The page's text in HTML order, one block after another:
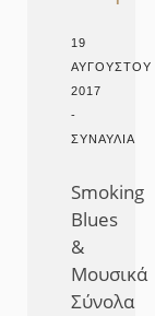
19
ΑΥΓΟΎΣΤΟΥ
2017
-
ΣΥΝΑΥΛΊΑ
Smoking
Blues
&
Μουσικά
Σύνολα